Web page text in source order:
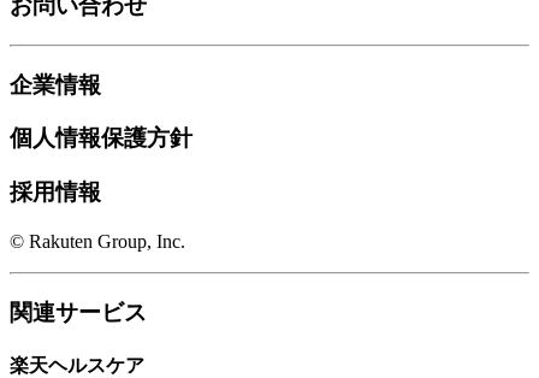
お問い合わせ
企業情報
個人情報保護方針
採用情報
© Rakuten Group, Inc.
関連サービス
楽天ヘルスケア